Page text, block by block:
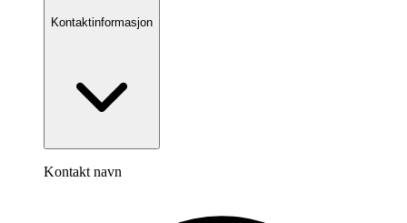
Kontaktinformasjon
Kontakt navn